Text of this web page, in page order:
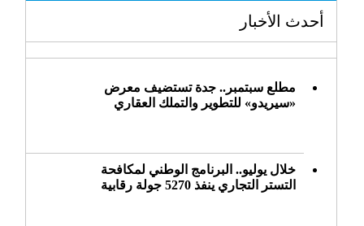
أحدث الأخبار
مطلع سبتمبر.. جدة تستضيف معرض
«سيريدو» للتطوير والتملك العقاري
خلال يوليو.. البرنامج الوطني لمكافحة
التستر التجاري ينفذ 5270 جولة رقابية